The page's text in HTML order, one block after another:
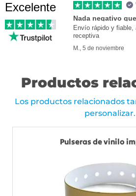
Excelente
Nada negativo
Envío rápido y
receptiva
M., 5 de noviembre
Productos
Los productos relacionados
personalizar.
Pulseras de vinilo